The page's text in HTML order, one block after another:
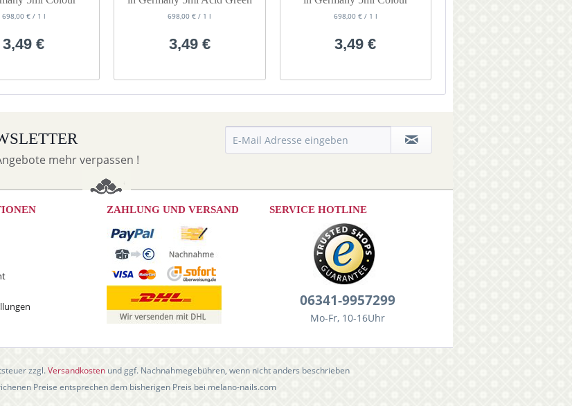
Skinny
698,00 € / 1 l
3,49 €
698,00 € / 1 l
3,49 €
Dessert
698,00 € / 1 l
3,49 €
mehr verpassen !
ZAHLUNG UND VERSAND SERVICE HOTLINE
06341-9957299
Mo-Fr, 10-16Uhr
zzgl.Versandkostenund ggf. Nachnahmegebühren, wenn nicht anders beschrieben
Preise entsprechen dem bisherigen Preis bei melano-nails.com